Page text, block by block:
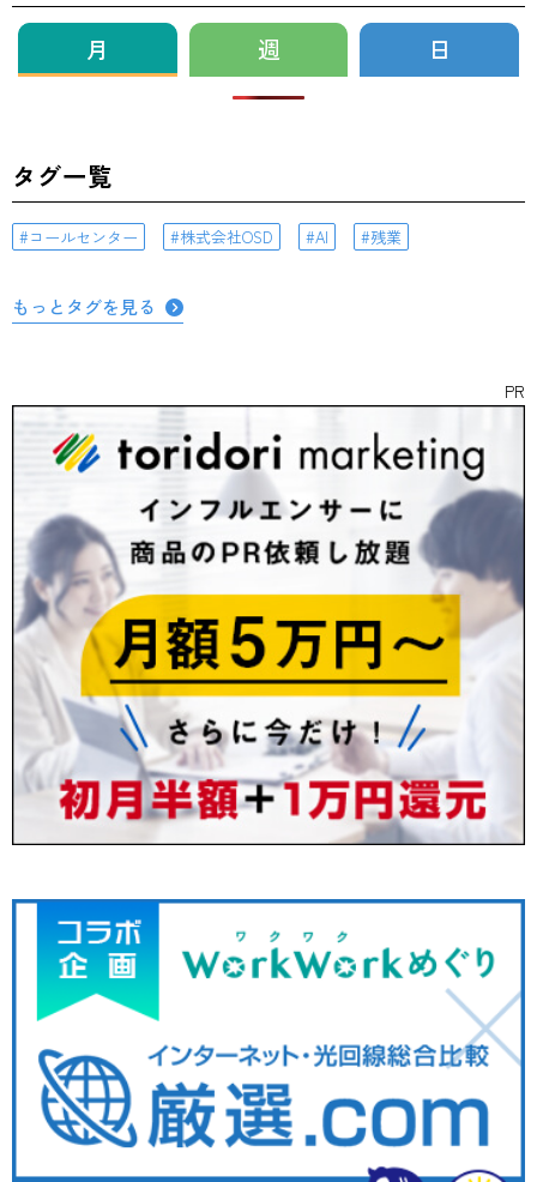
月 週 日
タグ一覧
コールセンター 株式会社OSD AI 残業
もっとタグを見る
PR